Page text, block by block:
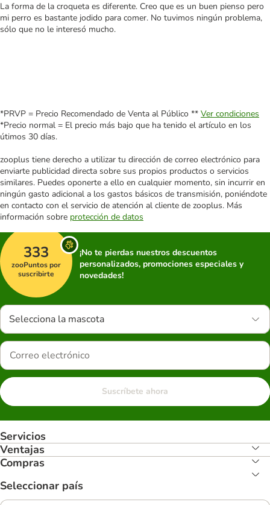
La forma de la croqueta es diferente. Creo que es un buen pienso pero
mi perro es bastante jodido para comer. No tuvimos ningún problema,
sólo que no le interesó mucho.
*PRVP = Precio Recomendado de Venta al Público ** Ver condiciones
*Precio normal = El precio más bajo que ha tenido el artículo en los
útimos 30 días.
zooplus tiene derecho a utilizar tu dirección de correo electrónico para
enviarte publicidad directa sobre sus propios productos o servicios
similares. Puedes oponerte a ello en cualquier momento, sin incurrir en
ningún gasto adicional a los gastos básicos de transmisión, poniéndote
en contacto con el servicio de atención al cliente de zooplus. Más
información sobre protección de datos
333
zooPuntos por
suscribirte
¡No te pierdas nuestros descuentos
personalizados, promociones especiales y
novedades!
Selecciona la mascota
Suscríbete ahora
Servicios
Ventajas
Compras
Seleccionar país